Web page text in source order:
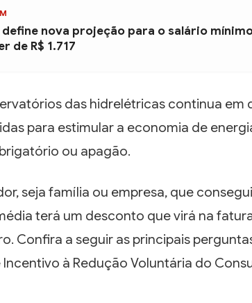
nova projeção para o salário
de R$ 1.717
das hidrelétricas continua em
para estimular a economia de
ou apagão.
seja família ou empresa, que
terá um desconto que virá na
Confira a seguir as principais
à Redução Voluntária do